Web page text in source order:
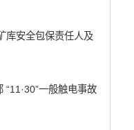
库安全包保责任人及
一般触电事故